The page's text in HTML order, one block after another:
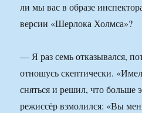
ли мы вас в образе
версии «Шерлока Холмса»?
— Я раз семь отказывался,
отношусь скептически.
сняться и решил, что больше
режиссёр взмолился: «Вы